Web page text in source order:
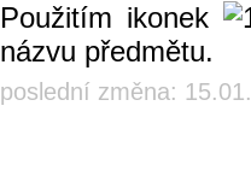
Použitím ikonek
názvu předmětu.
poslední změna: